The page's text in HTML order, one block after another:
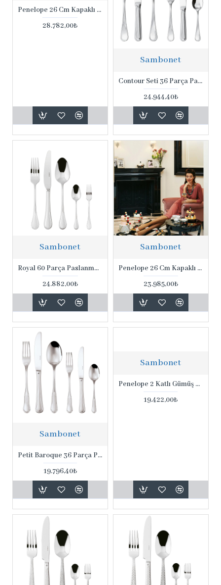
Penelope 26 Cm Kapaklı Gümüş Kaplama Orta Süsü
28.782,00₺
Sambonet
Contour Seti 36 Parça Paslanmaz Çelik Set
24.944,40₺
Sambonet
Royal 60 Parça Paslanmaz Çelik Set
24.882,00₺
Sambonet
Penelope 26 Cm Kapaklı Gümüş Kaplama Orta Süsü
23.985,00₺
Sambonet
Petit Baroque 36 Parça Paslanmaz Çelik Set
19.796,40₺
Sambonet
Penelope 2 Katlı Gümüş Kaplama Etejer
19.422,00₺